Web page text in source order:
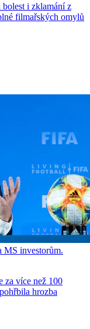
i zklamání z
filmařských omylů
MS investorům.
za více než 100
hrozba